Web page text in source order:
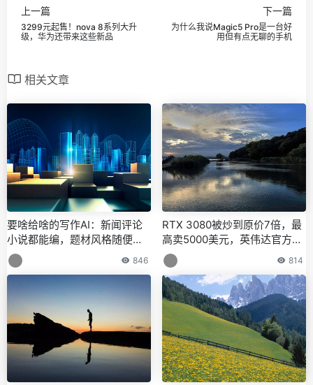
上一篇
3299元起售！nova 8系列大升
级，华为还带来这些新品
下一篇
为什么我说Magic5 Pro是一台好
用但有点无聊的手机
相关文章
要啥给啥的写作AI：新闻评论
小说都能编，题材风格随便
选，真假难辨，16亿参数模型
已开源
846
RTX 3080被炒到原价7倍，最
高卖5000美元，英伟达官方道
歉：将打击黄牛抢购
814